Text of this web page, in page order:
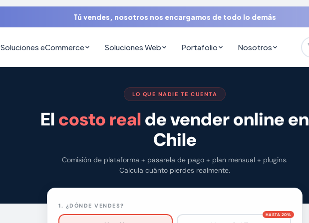
Tú vendes, nosotros nos encargamos de todo lo demás
Soluciones eCommerce Soluciones Web Portafolio Nosotros
LO QUE NADIE TE CUENTA
Elcosto realde vender online en
Chile
Comisión de plataforma + pasarela de pago + plan mensual + plugins.
Calcula cuánto pierdes realmente.
1. ¿DÓNDE VENDES?
HASTA 20%